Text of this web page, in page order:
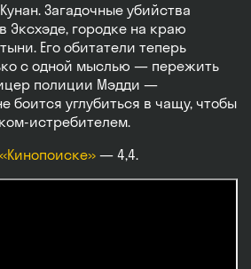
Загадочные убийства
Эксхэде, городке на краю
Его обитатели теперь
с одной мыслью — пережить
полиции Мэдди —
боится углубиться в чащу, чтобы
истребителем.
«Кинопоиске» — 4,4.